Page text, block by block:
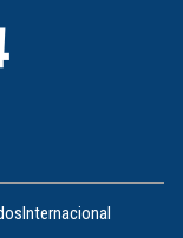
Internacional